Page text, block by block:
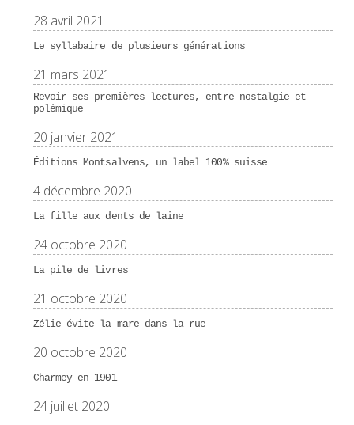
28 avril 2021
Le syllabaire de plusieurs générations
21 mars 2021
Revoir ses premières lectures, entre nostalgie et
polémique
20 janvier 2021
Éditions Montsalvens, un label 100% suisse
4 décembre 2020
La fille aux dents de laine
24 octobre 2020
La pile de livres
21 octobre 2020
Zélie évite la mare dans la rue
20 octobre 2020
Charmey en 1901
24 juillet 2020